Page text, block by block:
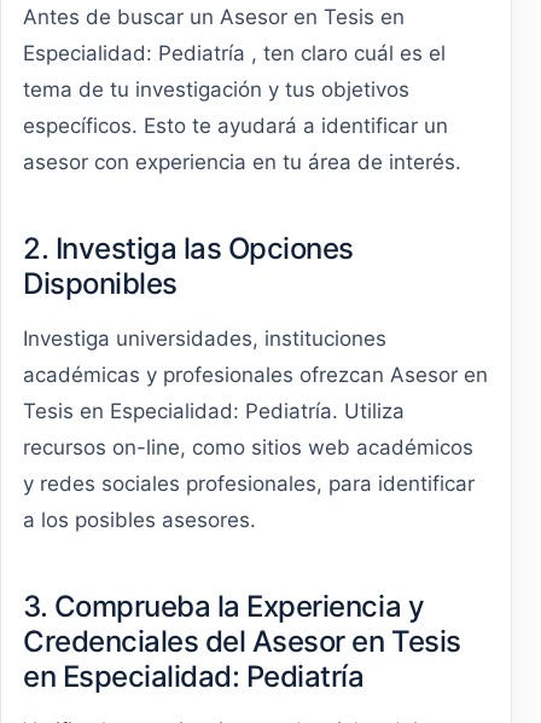
Antes de buscar un Asesor en Tesis en
Especialidad: Pediatría , ten claro cuál es el
tema de tu investigación y tus objetivos
específicos. Esto te ayudará a identificar un
asesor con experiencia en tu área de interés.
2. Investiga las Opciones
Disponibles
Investiga universidades, instituciones
académicas y profesionales ofrezcan Asesor en
Tesis en Especialidad: Pediatría. Utiliza
recursos on-line, como sitios web académicos
y redes sociales profesionales, para identificar
a los posibles asesores.
3. Comprueba la Experiencia y
Credenciales del Asesor en Tesis
en Especialidad: Pediatría